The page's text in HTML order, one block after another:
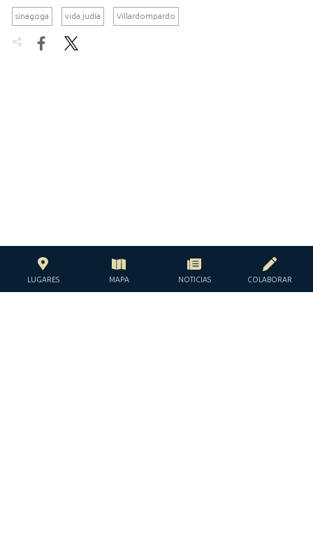
sinagoga vida judía Villardompardo
 
LUGARES MAPA NOTICIAS COLABORAR